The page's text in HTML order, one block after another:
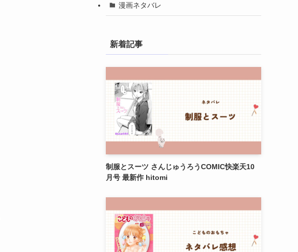
漫画ネタバレ
新着記事
制服とスーツ さんじゅうろうCOMIC快楽天10
月号 最新作 hitomi